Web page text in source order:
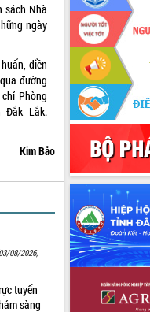
sách Nhà
ngày
điền
đường
Phòng
Đắk Lắk.
Kim Bảo
08/2026,
tuyến
sàng